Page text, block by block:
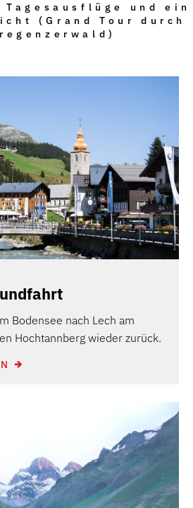
und ein
(Grand Tour durch
Bodensee nach Lech am
Hochtannberg wieder zurück.